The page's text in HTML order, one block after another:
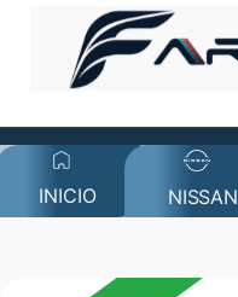
INICIO NISSAN